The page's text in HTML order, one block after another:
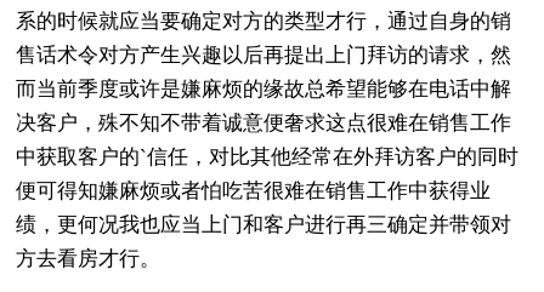
系的时候就应当要确定对方的类型才行，通过自身的销
售话术令对方产生兴趣以后再提出上门拜访的请求，然
而当前季度或许是嫌麻烦的缘故总希望能够在电话中解
决客户，殊不知不带着诚意便奢求这点很难在销售工作
中获取客户的`信任，对比其他经常在外拜访客户的同时
便可得知嫌麻烦或者怕吃苦很难在销售工作中获得业
绩，更何况我也应当上门和客户进行再三确定并带领对
方去看房才行。